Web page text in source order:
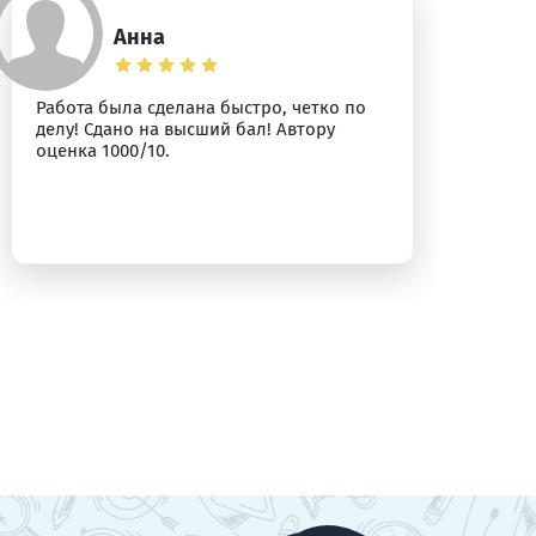
Анна
Работа была сделана быстро, четко по
делу! Сдано на высший бал! Автору
оценка 1000/10.